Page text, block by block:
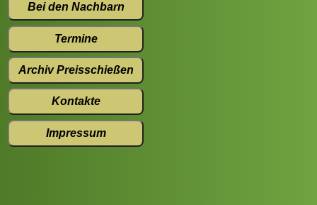
Bei den Nachbarn
Termine
Archiv Preisschießen
Kontakte
Impressum